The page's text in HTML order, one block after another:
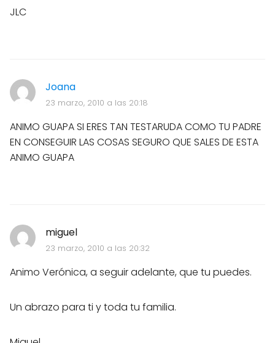
JLC
Joana
23 marzo, 2010 a las 20:18
ANIMO GUAPA SI ERES TAN TESTARUDA COMO TU PADRE
EN CONSEGUIR LAS COSAS SEGURO QUE SALES DE ESTA
ANIMO GUAPA
miguel
23 marzo, 2010 a las 20:32
Animo Verónica, a seguir adelante, que tu puedes.
Un abrazo para ti y toda tu familia.